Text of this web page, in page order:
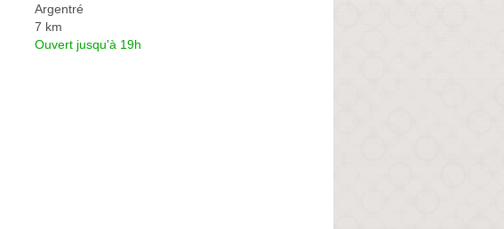
Argentré
7 km
Ouvert jusqu'à 19h